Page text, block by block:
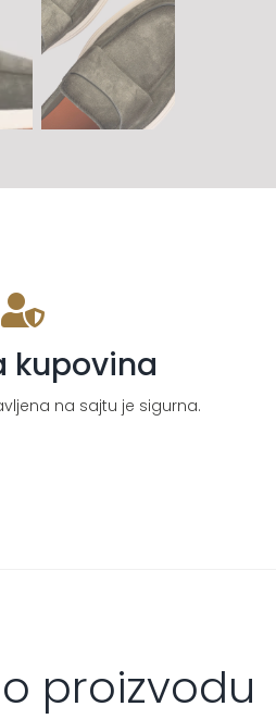
kupovina
na sajtu je sigurna.
proizvodu